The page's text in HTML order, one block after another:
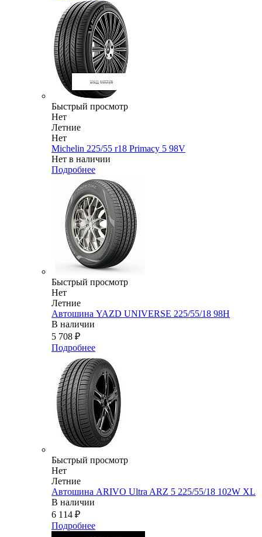
Быстрый просмотр
Нет
Летние
Нет
Michelin 225/55 r18 Primacy 5 98V
Нет в наличии
Подробнее
Быстрый просмотр
Нет
Летние
Автошина YAZD UNIVERSE 225/55/18 98H
В наличии
5 708 ₽
Подробнее
Быстрый просмотр
Нет
Летние
Автошина ARIVO Ultra ARZ 5 225/55/18 102W XL
В наличии
6 114 ₽
Подробнее